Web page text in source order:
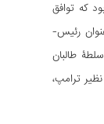
که توافق
رئیس­
طالبان
ترامپ،